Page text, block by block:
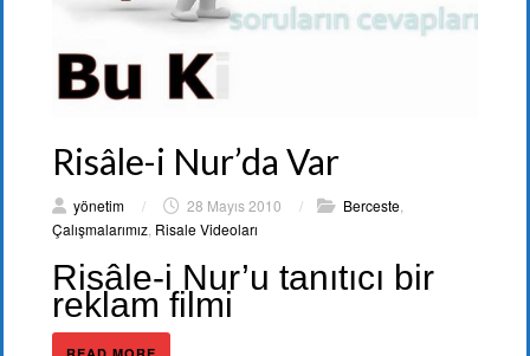
Risâle-i Nur’da Var
yönetim / 28 Mayıs 2010 / Berceste
Çalışmalarımız Risale Videoları
Risâle-i Nur’u tanıtıcı bir
reklam filmi